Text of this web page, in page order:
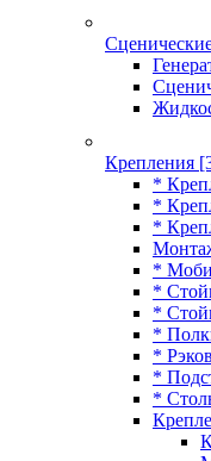
Крепления
*
*
*
*
*
*
*
*
*
*